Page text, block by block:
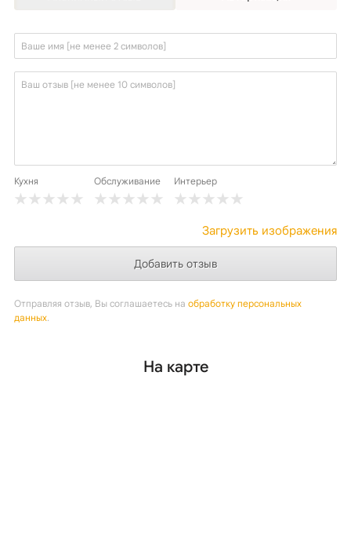
Кухня Обслуживание Интерьер
Загрузить изображения
Отправляя отзыв, Вы соглашаетесь на обработку персональных
данных.
На карте